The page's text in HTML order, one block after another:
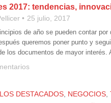
2017: tendencias,
25 julio, 2017
de año se pueden contar
queremos poner punto y
los documentos de mayor
DESTACADOS NEGOCIOS